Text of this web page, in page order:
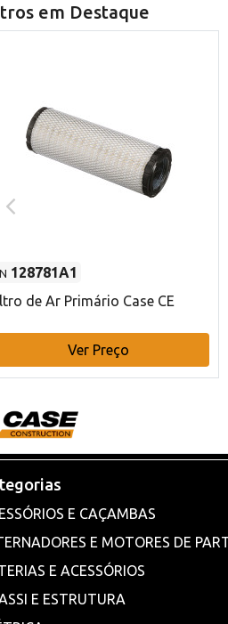
em Destaque
128781A1
de Ar Primário Case CE
Ver Preço
E CAÇAMBAS
E MOTORES DE
E ACESSÓRIOS
E ESTRUTURA